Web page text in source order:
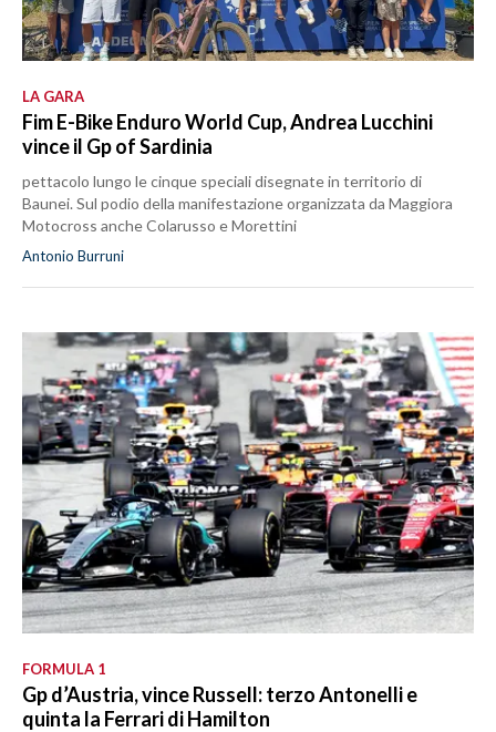
LA GARA
Fim E-Bike Enduro World Cup, Andrea Lucchini
vince il Gp of Sardinia
pettacolo lungo le cinque speciali disegnate in territorio di
Baunei. Sul podio della manifestazione organizzata da Maggiora
Motocross anche Colarusso e Morettini
Antonio Burruni
FORMULA 1
Gp d’Austria, vince Russell: terzo Antonelli e
quinta la Ferrari di Hamilton